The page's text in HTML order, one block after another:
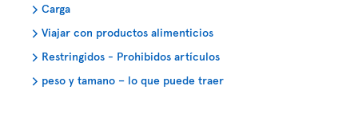
Carga
Viajar con productos alimenticios
Restringidos - Prohibidos artículos
peso y tamano – lo que puede traer